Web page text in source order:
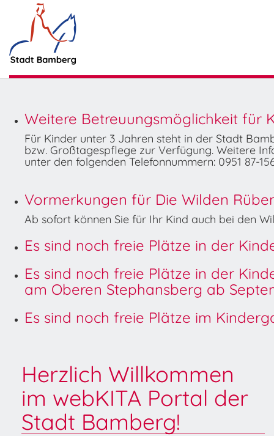
Weitere Betreuungsmöglichkeit für
Für Kinder unter 3 Jahren steht in der Stadt
bzw. Großtagespflege zur Verfügung. Weitere
unter den folgenden Telefonnummern: 0951 87-
Vormerkungen für Die Wilden
Ab sofort können Sie für Ihr Kind auch bei den
Es sind noch freie Plätze in der
Es sind noch freie Plätze in der
am Oberen Stephansberg ab
Es sind noch freie Plätze im
Herzlich Willkommen
im webKITA Portal der
Stadt Bamberg!